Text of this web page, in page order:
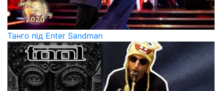
Танго під Enter Sandman